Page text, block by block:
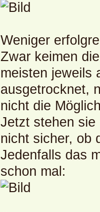
Weniger
Zwar keimen
meisten jeweils
ausgetrocknet,
nicht die
Jetzt stehen
nicht sicher, ob
Jedenfalls das
schon mal: